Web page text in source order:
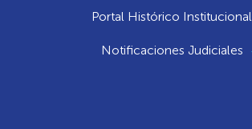
Portal Histórico Institucional
Notificaciones Judiciales